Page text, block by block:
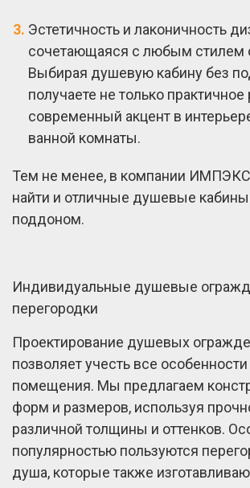
Эстетичность и лаконичность
сочетающаяся с любым стилем
Выбирая душевую кабину без
получаете не только
современный акцент в
ванной комнаты.
Тем не менее, в компании
найти и отличные душевые
поддоном.
Индивидуальные душевые
перегородки
Проектирование душевых
позволяет учесть все
помещения. Мы предлагаем
форм и размеров, используя
различной толщины и оттенков.
популярностью пользуются
душа, которые также